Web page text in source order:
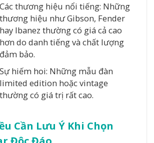
Các thương hiệu nổi tiếng: Những
thương hiệu như Gibson, Fender
hay Ibanez thường có giá cả cao
hơn do danh tiếng và chất lượng
đảm bảo.
Sự hiếm hoi: Những mẫu đàn
limited edition hoặc vintage
thường có giá trị rất cao.
Cần Lưu Ý Khi Chọn